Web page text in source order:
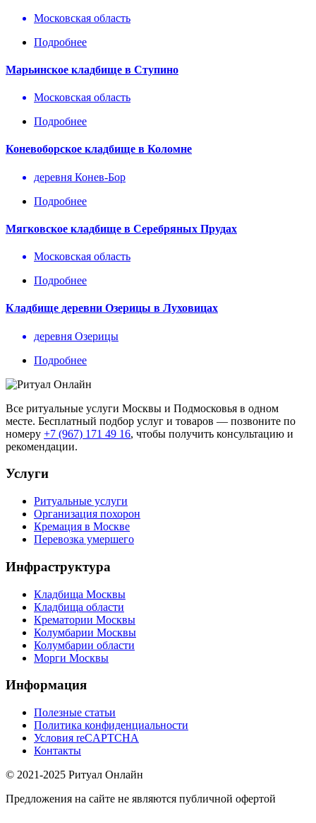
Московская область
Подробнее
Марьинское кладбище в Ступино
Московская область
Подробнее
Коневоборское кладбище в Коломне
деревня Конев-Бор
Подробнее
Мягковское кладбище в Серебряных Прудах
Московская область
Подробнее
Кладбище деревни Озерицы в Луховицах
деревня Озерицы
Подробнее
Все ритуальные услуги Москвы и Подмосковья в одном
месте. Бесплатный подбор услуг и товаров — позвоните по
номеру +7 (967) 171 49 16, чтобы получить консультацию и
рекомендации.
Услуги
Ритуальные услуги
Организация похорон
Кремация в Москве
Перевозка умершего
Инфраструктура
Кладбища Москвы
Кладбища области
Крематории Москвы
Колумбарии Москвы
Колумбарии области
Морги Москвы
Информация
Полезные статьи
Политика конфиденциальности
Условия reCAPTCHA
Контакты
© 2021-2025 Ритуал Онлайн
Предложения на сайте не являются публичной офертой